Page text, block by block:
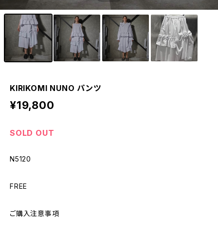
KIRIKOMI NUNO パンツ
¥19,800
SOLD OUT
N5120
FREE
ご購入注意事項